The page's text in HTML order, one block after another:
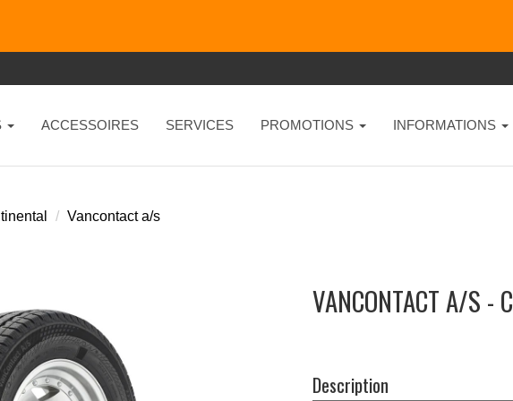
ACCESSOIRES SERVICES PROMOTIONS INFORMATIONS
Vancontact a/s
VANCONTACT A/S -
Description